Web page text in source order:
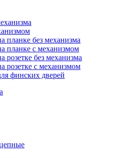
планке без механизма
планке с механизмом
без механизма
розетке с механизмом
финских дверей